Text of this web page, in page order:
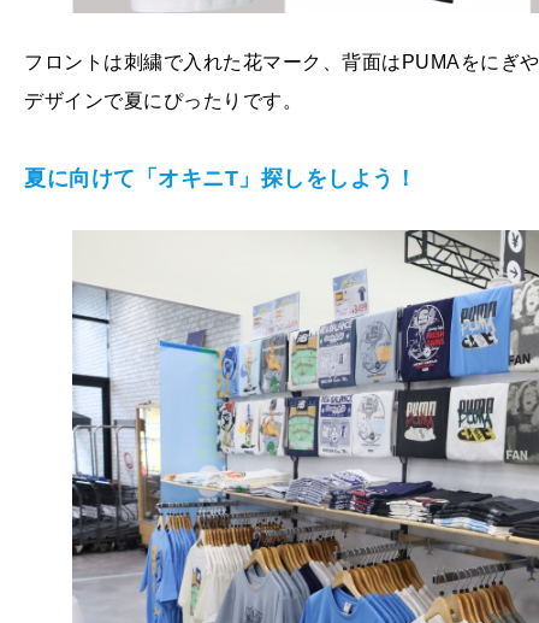
フロントは刺繍で入れた花マーク、背面はPUMAをにぎ
デザインで夏にぴったりです。
夏に向けて「オキニT」探しをしよう！